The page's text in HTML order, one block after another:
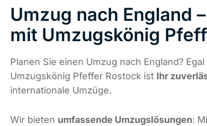
Umzug nach England
mit Umzugskönig
Planen Sie einen Umzug nach England?
Umzugskönig Pfeffer Rostock ist Ihr
internationale Umzüge.
Wir bieten umfassende Umzugslösungen: